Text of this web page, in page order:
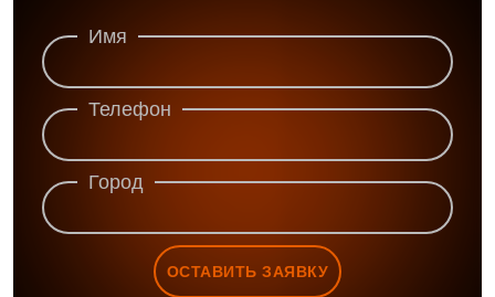
Имя
Телефон
Город
ОСТАВИТЬ ЗАЯВКУ